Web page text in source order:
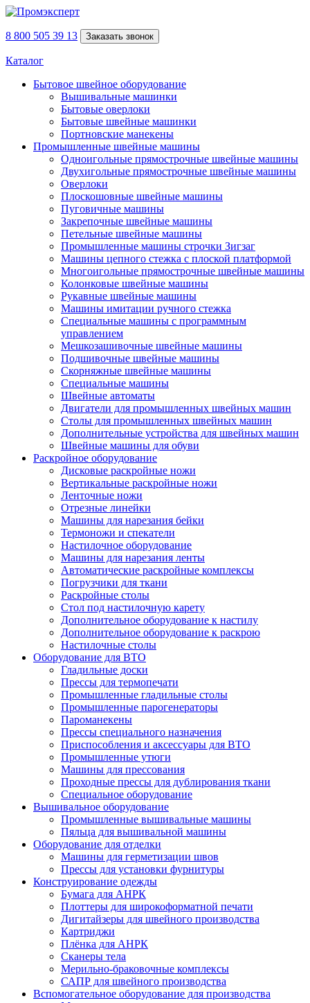
8 800 505 39 13 Заказать звонок
Каталог
Бытовое швейное оборудование
Вышивальные машинки
Бытовые оверлоки
Бытовые швейные машинки
Портновские манекены
Промышленные швейные машины
Одноигольные прямострочные швейные машины
Двухигольные прямострочные швейные машины
Оверлоки
Плоскошовные швейные машины
Пуговичные машины
Закрепочные швейные машины
Петельные швейные машины
Промышленные машины строчки Зигзаг
Машины цепного стежка с плоской платформой
Многоигольные прямострочные швейные машины
Колонковые швейные машины
Рукавные швейные машины
Машины имитации ручного стежка
Специальные машины с программным
управлением
Мешкозашивочные швейные машины
Подшивочные швейные машины
Скорняжные швейные машины
Специальные машины
Швейные автоматы
Двигатели для промышленных швейных машин
Столы для промышленных швейных машин
Дополнительные устройства для швейных машин
Швейные машины для обуви
Раскройное оборудование
Дисковые раскройные ножи
Вертикальные раскройные ножи
Ленточные ножи
Отрезные линейки
Машины для нарезания бейки
Термоножи и спекатели
Настилочное оборудование
Машины для нарезания ленты
Автоматические раскройные комплексы
Погрузчики для ткани
Раскройные столы
Стол под настилочную карету
Дополнительное оборудование к настилу
Дополнительное оборудование к раскрою
Настилочные столы
Оборудование для ВТО
Гладильные доски
Прессы для термопечати
Промышленные гладильные столы
Промышленные парогенераторы
Пароманекены
Прессы специального назначения
Приспособления и аксессуары для ВТО
Промышленные утюги
Машины для прессования
Проходные прессы для дублирования ткани
Специальное оборудование
Вышивальное оборудование
Промышленные вышивальные машины
Пяльца для вышивальной машины
Оборудование для отделки
Машины для герметизации швов
Прессы для установки фурнитуры
Конструирование одежды
Бумага для АНРК
Плоттеры для широкоформатной печати
Дигитайзеры для швейного производства
Картриджи
Плёнка для АНРК
Сканеры тела
Мерильно-браковочные комплексы
САПР для швейного производства
Вспомогательное оборудование для производства